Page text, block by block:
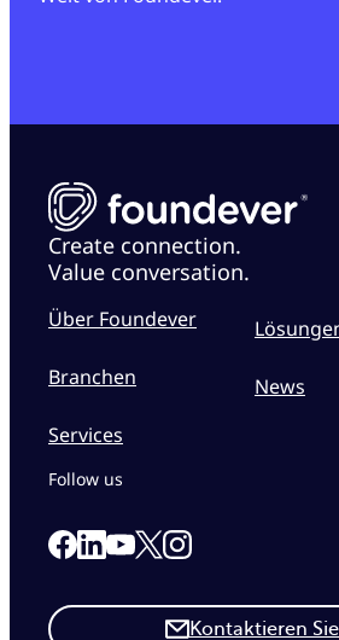
Create connection.
Value conversation.
Über Foundever
Branchen
Services
News
Kontaktieren
Follow us
Link to our Facebook page
Link to our Linkedin page
Link to our Youtube page
Link to our X page
Link to our